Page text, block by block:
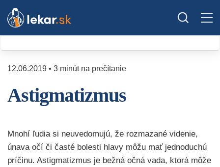
12.06.2019 • 3 minút na prečítanie
Astigmatizmus
Mnohí ľudia si neuvedomujú, že rozmazané videnie,
únava očí či časté bolesti hlavy môžu mať jednoduchú
príčinu. Astigmatizmus je bežná očná vada, ktorá môže